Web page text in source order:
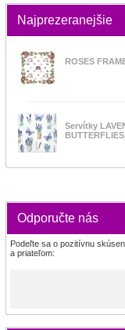
Najprezeranejšie
ROSES
Servítky
Odporučte nás
Podeľte sa o pozitívnu
a priateľom: